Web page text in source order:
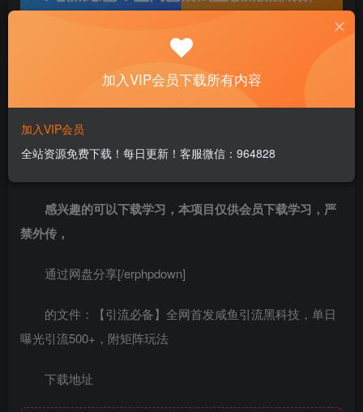
感兴趣的可以下载学习，本项目仅供会员下载学习，严
禁外传，
通过网盘分享[/erphpdown]
的文件：【引流必备】全网首发咸鱼引流黑科技，单日
曝光引流500+，附矩阵玩法
下载地址
加入VIP会员下载所有内容
加入VIP会员
全站资源免费下载！每日更新！客服微信：964828